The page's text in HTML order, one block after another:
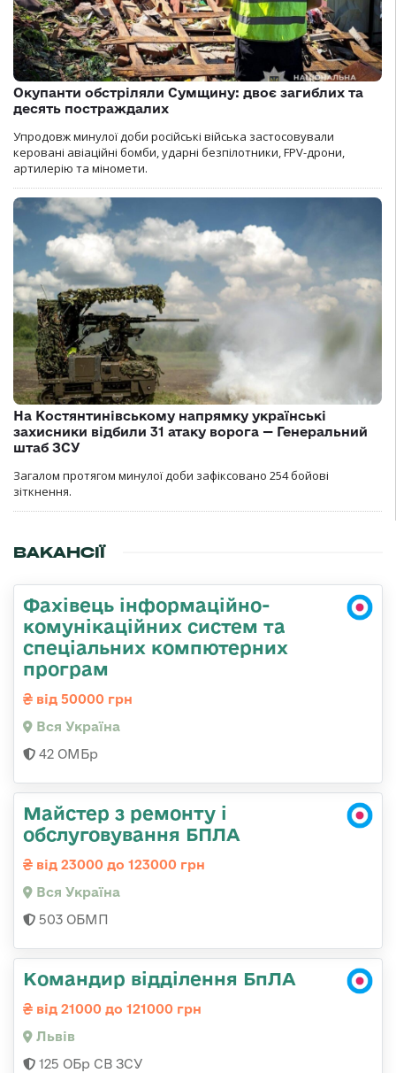
Окупанти обстріляли Сумщину: двоє загиблих та
десять постраждалих
Упродовж минулої доби російські війська застосовували
керовані авіаційні бомби, ударні безпілотники, FPV-дрони,
артилерію та міномети.
На Костянтинівському напрямку українські
захисники відбили 31 атаку ворога — Генеральний
штаб ЗСУ
Загалом протягом минулої доби зафіксовано 254 бойові
зіткнення.
ВАКАНСІЇ
Фахівець інформаційно-
комунікаційних систем та
спеціальних компютерних
програм
від 50000 грн
Вся Україна
42 ОМБр
Майстер з ремонту і
обслуговування БПЛА
від 23000 до 123000 грн
Вся Україна
503 ОБМП
Командир відділення БпЛА
від 21000 до 121000 грн
Львів
125 ОБр СВ ЗСУ